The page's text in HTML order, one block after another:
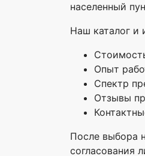
населенный
Наш каталог и
Опыт
Спектр
Отзывы
После выбора
согласования